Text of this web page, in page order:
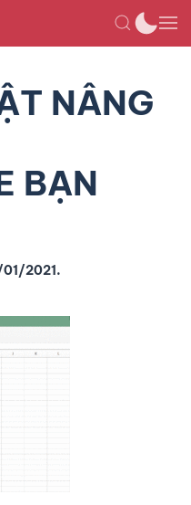
NÂNG
BẠN
2021.